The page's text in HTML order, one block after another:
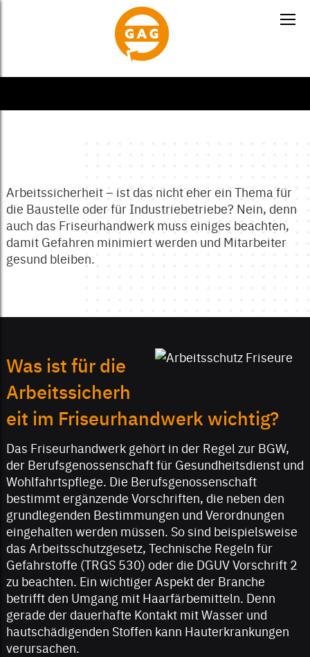
Arbeitssicherheit – ist das nicht eher ein Thema für
die Baustelle oder für Industriebetriebe? Nein, denn
auch das Friseurhandwerk muss einiges beachten,
damit Gefahren minimiert werden und Mitarbeiter
gesund bleiben.
Was ist für die
Arbeitssicherh
eit im Friseurhandwerk wichtig?
Das Friseurhandwerk gehört in der Regel zur BGW,
der Berufsgenossenschaft für Gesundheitsdienst und
Wohlfahrtspflege. Die Berufsgenossenschaft
bestimmt ergänzende Vorschriften, die neben den
grundlegenden Bestimmungen und Verordnungen
eingehalten werden müssen. So sind beispielsweise
das Arbeitsschutzgesetz, Technische Regeln für
Gefahrstoffe (TRGS 530) oder die DGUV Vorschrift 2
zu beachten. Ein wichtiger Aspekt der Branche
betrifft den Umgang mit Haarfärbemitteln. Denn
gerade der dauerhafte Kontakt mit Wasser und
hautschädigenden Stoffen kann Hauterkrankungen
verursachen.